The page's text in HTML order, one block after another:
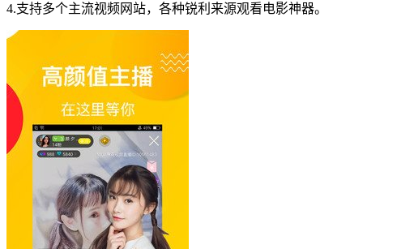
4.支持多个主流视频网站，各种锐利来源观看电影神器。